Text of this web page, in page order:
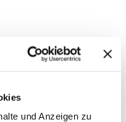
und Anzeigen zu